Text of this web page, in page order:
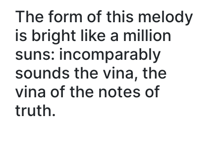
The form of this melody
is bright like a million
suns: incomparably
sounds the vina, the
vina of the notes of
truth.